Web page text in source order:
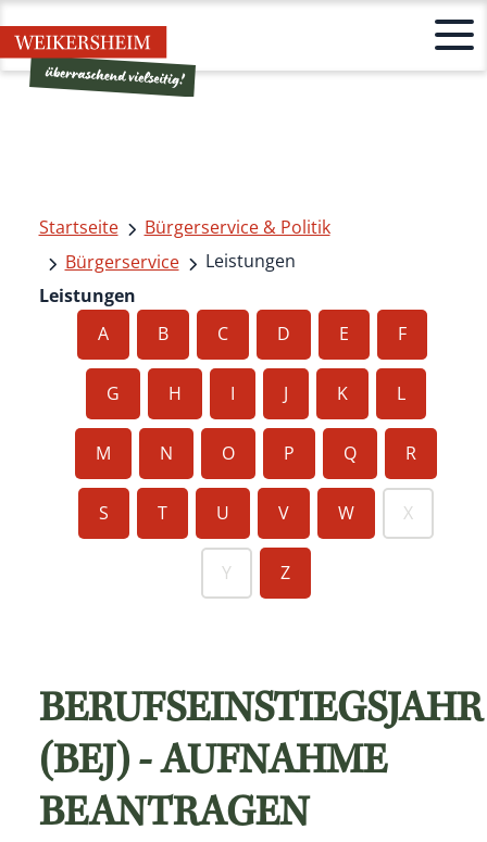
Startseite
Bürgerservice & Politik
Bürgerservice
Leistungen
Leistungen
A
B C D E F
G H I J K L
M N O P Q R
S T U V W X
Y Z
BERUFSEINSTIEGSJAHR
(BEJ) - AUFNAHME
BEANTRAGEN